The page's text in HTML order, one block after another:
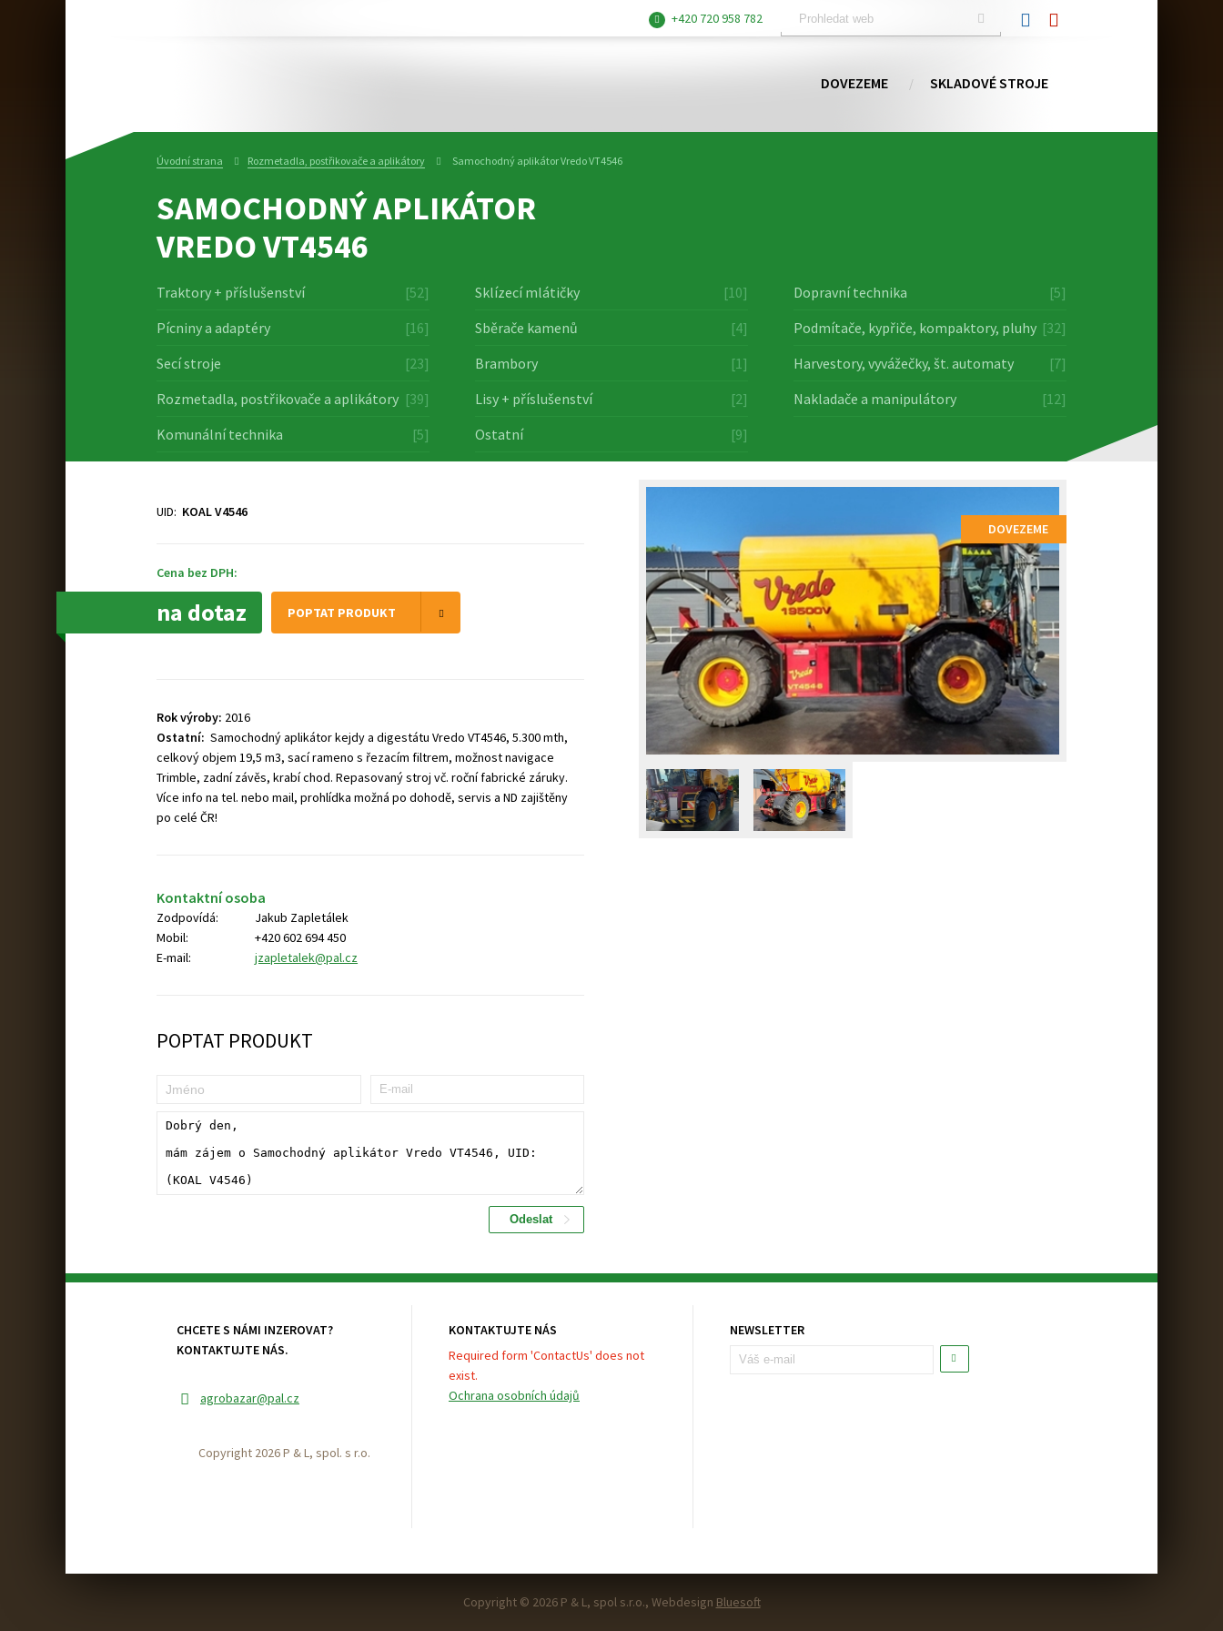
+420 720 958 782
DOVEZEME SKLADOVÉ STROJE
Úvodní strana Rozmetadla, postřikovače a aplikátory Samochodný aplikátor Vredo VT4546
SAMOCHODNÝ APLIKÁTOR
VREDO VT4546
Traktory + příslušenství [52] Sklízecí mlátičky [10] Dopravní technika
[5]
Pícniny a adaptéry
[16] Sběrače kamenů [4] Podmítače, kypřiče, kompaktory, pluhy [32]
Secí stroje
[23] Brambory [1] Harvestory, vyvážečky, št. automaty
[7]
Rozmetadla, postřikovače a aplikátory [39] Lisy + příslušenství [2] Nakladače a manipulátory
[12]
Komunální technika
[5] Ostatní [9]
UID: KOAL V4546
Cena bez DPH:
na dotaz POPTAT PRODUKT
Rok výroby: 2016
Ostatní: Samochodný aplikátor kejdy a digestátu Vredo VT4546, 5.300 mth,
celkový objem 19,5 m3, sací rameno s řezacím filtrem, možnost navigace
Trimble, zadní závěs, krabí chod. Repasovaný stroj vč. roční fabrické záruky.
Více info na tel. nebo mail, prohlídka možná po dohodě, servis a ND zajištěny
po celé ČR!
Kontaktní osoba
Zodpovídá:
Jakub Zapletálek
Mobil:
+420 602 694 450
E-mail:
jzapletalek@pal.cz
POPTAT PRODUKT
DOVEZEME
CHCETE S NÁMI INZEROVAT?
KONTAKTUJTE NÁS.
agrobazar@pal.cz
Copyright 2026 P & L, spol. s r.o.
KONTAKTUJTE NÁS
Required form 'ContactUs' does not
exist.
Ochrana osobních údajů
NEWSLETTER
Copyright © 2026 P & L, spol s.r.o., Webdesign Bluesoft